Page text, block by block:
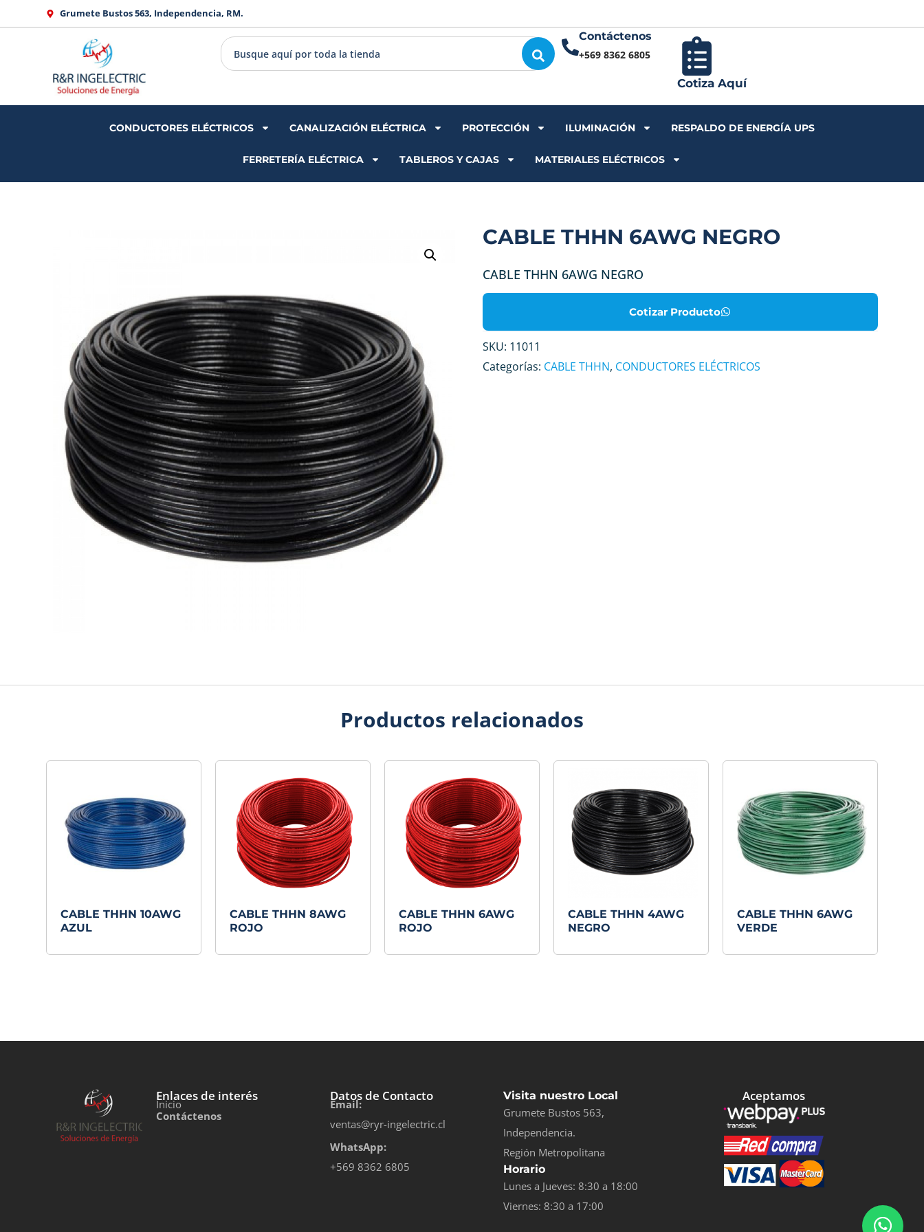
al
Grumete Bustos 563, Independencia, RM.
Contáctenos
+569 8362 6805
Cotiza Aquí
CONDUCTORES ELÉCTRICOS CANALIZACIÓN ELÉCTRICA PROTECCIÓN ILUMINACIÓN RESPALDO DE ENERGÍA UPS
FERRETERÍA ELÉCTRICA TABLEROS Y CAJAS MATERIALES ELÉCTRICOS
CABLE THHN 6AWG NEGRO
CABLE THHN 6AWG NEGRO
Cotizar Producto
SKU: 11011
Categorías: CABLE THHN, CONDUCTORES ELÉCTRICOS
Productos relacionados
CABLE THHN 10AWG
AZUL
CABLE THHN 8AWG
ROJO
CABLE THHN 6AWG
ROJO
CABLE THHN 4AWG
NEGRO
CABLE THHN 6AWG
VERDE
Enlaces de interés
Inicio
Contáctenos
Datos de Contacto
Email:
ventas@ryr-ingelectric.cl
WhatsApp:
+569 8362 6805
Visita nuestro Local
Grumete Bustos 563,
Independencia.
Región Metropolitana
Horario
Lunes a Jueves: 8:30 a 18:00
Viernes: 8:30 a 17:00
Aceptamos